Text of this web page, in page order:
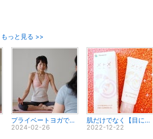
もっと見る >>
プライベートヨガで変わった身体と心～生徒さんの声No.48
2024-02-26
肌だけでなく【目にも優しい】 ジェルクレンジング✨
2022-12-22